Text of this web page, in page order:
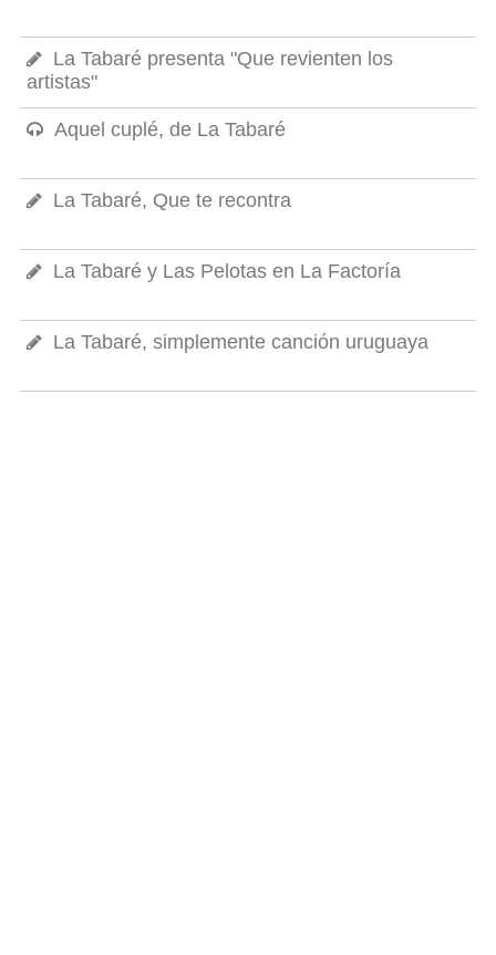
La Tabaré presenta "Que revienten los
artistas"
Aquel cuplé, de La Tabaré
La Tabaré, Que te recontra
La Tabaré y Las Pelotas en La Factoría
La Tabaré, simplemente canción uruguaya